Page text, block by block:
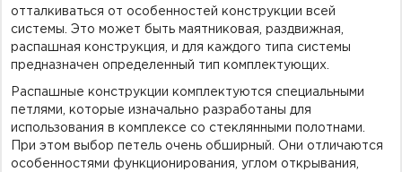
отталкиваться от особенностей конструкции всей
системы. Это может быть маятниковая, раздвижная,
распашная конструкция, и для каждого типа системы
предназначен определенный тип комплектующих.
Распашные конструкции комплектуются специальными
петлями, которые изначально разработаны для
использования в комплексе со стеклянными полотнами.
При этом выбор петель очень обширный. Они отличаются
особенностями функционирования, углом открывания,